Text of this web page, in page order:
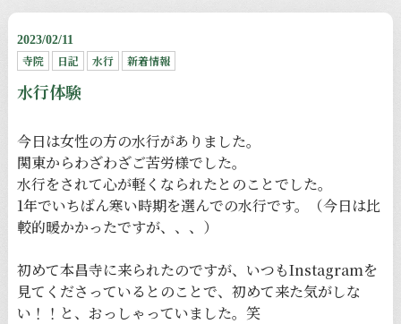
2023/02/11
寺院 日記 水行 新着情報
水行体験
今日は女性の方の水行がありました。
関東からわざわざご苦労様でした。
水行をされて心が軽くなられたとのことでした。
1年でいちばん寒い時期を選んでの水行です。（今日は比
較的暖かかったですが、、、）
初めて本昌寺に来られたのですが、いつもInstagramを
見てくださっているとのことで、初めて来た気がしな
い！！と、おっしゃっていました。笑